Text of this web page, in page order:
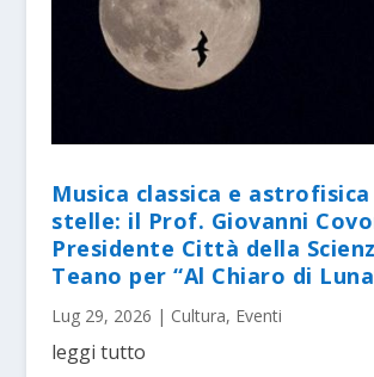
Musica classica e
stelle: il Prof. Giovanni
Presidente Città della
Teano per “Al Chiaro di
Lug 29, 2026 | Cultura, Eventi
leggi tutto